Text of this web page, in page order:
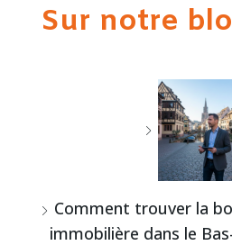
Sur notre
Comment trouver la
immobilière dans le